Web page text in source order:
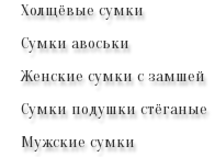
Холщёвые сумки
Сумки авоськи
Женские сумки с замшей
Сумки подушки стёганые
Мужские сумки